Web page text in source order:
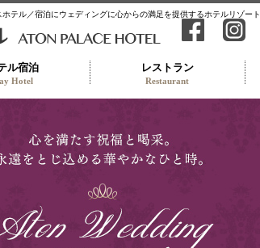
テル／宿泊にウェディングに心からの満足を提供するホテルリゾート
ル宿泊
Hotel
レストラン
Restaurant